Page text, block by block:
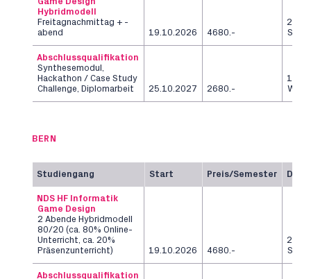
Hybridmodell
Freitagnachmittag + -
abend
19.10.2026 4680.-
2
Abschlussqualifikation
Synthesemodul,
Hackathon / Case Study
Challenge, Diplomarbeit
25.10.2027 2680.-
12
BERN
Studiengang Start Preis/Semester
NDS HF Informatik
Game Design
2 Abende Hybridmodell
80/20 (ca. 80% Online-
Unterricht, ca. 20%
Präsenzunterricht)
19.10.2026 4680.-
2
Abschlussqualifikation